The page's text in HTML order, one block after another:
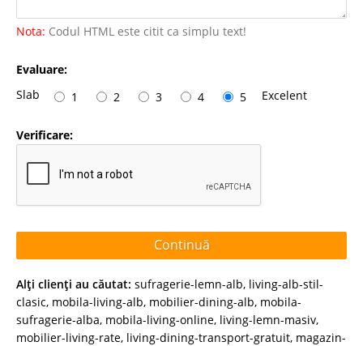
Nota: Codul HTML este citit ca simplu text!
Evaluare:
Slab
1 2 3 4 5 Excelent
Verificare:
Continuă
Alţi clienţi au căutat: sufragerie-lemn-alb, living-alb-stil-
clasic, mobila-living-alb, mobilier-dining-alb, mobila-
sufragerie-alba, mobila-living-online, living-lemn-masiv,
mobilier-living-rate, living-dining-transport-gratuit, magazin-